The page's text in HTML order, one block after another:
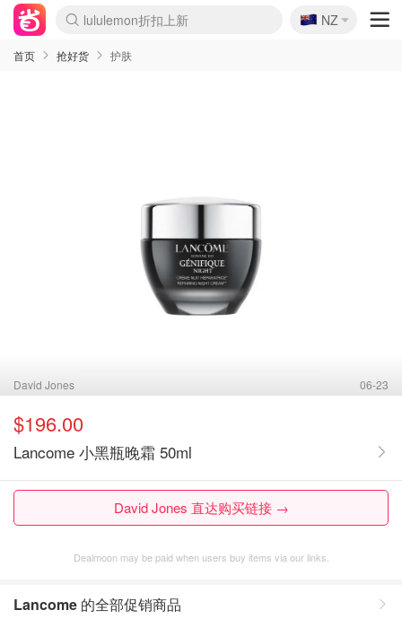
lululemon折扣上新
Sasa美妆护肤3.5折
SSENSE年中2.5折
FreshBeauty好价汇总
Cettire降价+叠9折
WWS Coles超市实拍
viagogo二手票捡漏
Myer超级周末
The Outnet奢牌1折起
David Jones 3折起
Flannels大牌1折
Perfumes Club护肤1折
AMIRO面罩$251
Amazon折扣汇总
eToro入金$200送$50
Amazon数码好物
ICONIC本周7.5折
ThedoubleF高奢地板价
Moose Knuckles 6折
丝芙兰5折起
EUFY摄像头$98
Selenichast首饰2折
Trip机票酒店促销
YSL送5件彩妆礼
Amazon家居好物
Amazon美妆护肤
雅漾大喷$8
过敏原检测盒$33
伊索独家赠50ml沐浴露
科颜氏高保湿面霜$29
SEALIFE海洋馆门票6折
丝塔芙大白罐$16
订阅Newsletter送香薰
Cult Beauty 6.8折
Harrods圣诞日历$525
LN-CC奢牌私促3折
d'Alba空姐喷雾$16
EVE LOM套装£56
Bernardelli独家4折
Adore Beauty 6折起
CT圣诞日历
Mytheresa奢品2.7折
Luxury Escapes 9折
Currentbody美容仪$881
MOON Garden Live
Roborock扫地机$649
Tingo Life水杯$24
Valentino官网5折
CR洗护套装$23
修丽可4件套$159
Myer彩妆2件7折
GANNI官网4.5折
Stylevana韩妆4折
Tessabit高奢8.5折
OGX洗发水$11
Amazon阿德莱德次日达
卡诗8.5折+赠礼
Philips Hue灯具8折
🇳🇿
NZ
首页 抢好货 护肤
David Jones 06-23
$196.00
Lancome 小黑瓶晚霜 50ml
David Jones 直达购买链接 →
Dealmoon may be paid when users buy items via our links.
Lancome 的全部促销商品